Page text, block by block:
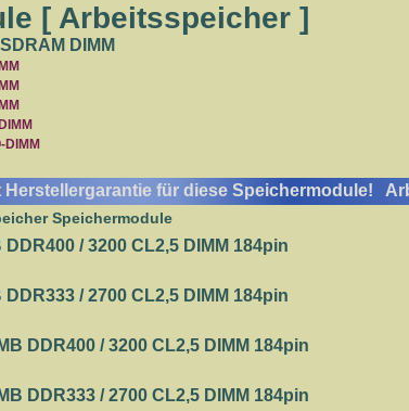
[ Arbeitsspeicher ]
DIMM
Herstellergarantie für diese Speichermodule!
Speichermodule
/ 3200 CL2,5 DIMM 184pin
/ 2700 CL2,5 DIMM 184pin
DDR400 / 3200 CL2,5 DIMM 184pin
DDR333 / 2700 CL2,5 DIMM 184pin